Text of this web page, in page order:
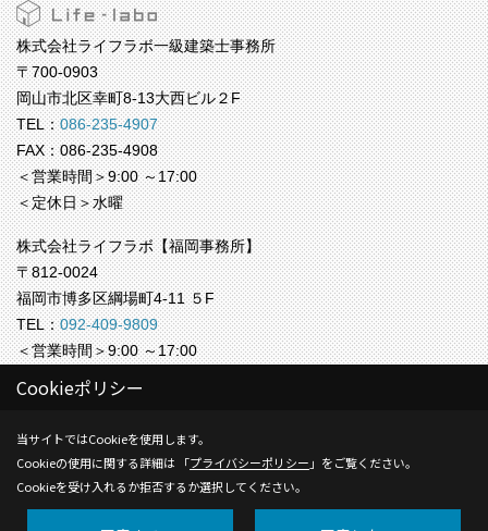
株式会社ライフラボ一級建築士事務所
〒700-0903
岡山市北区幸町8-13大西ビル２F
TEL：086-235-4907
FAX：086-235-4908
＜営業時間＞9:00 ～17:00
＜定休日＞水曜
株式会社ライフラボ【福岡事務所】
〒812-0024
福岡市博多区綱場町4-11 ５F
TEL：092-409-9809
＜営業時間＞9:00 ～17:00
＜定休日＞水曜
Copyright (c) Life-labo. All Rights Reserved.
Produced byゴデスクリエイト
Cookieポリシー
当サイトではCookieを使用します。
Cookieの使用に関する詳細は 「プライバシーポリシー 」をご覧ください。
Cookieを受け入れるか拒否するか選択してください。